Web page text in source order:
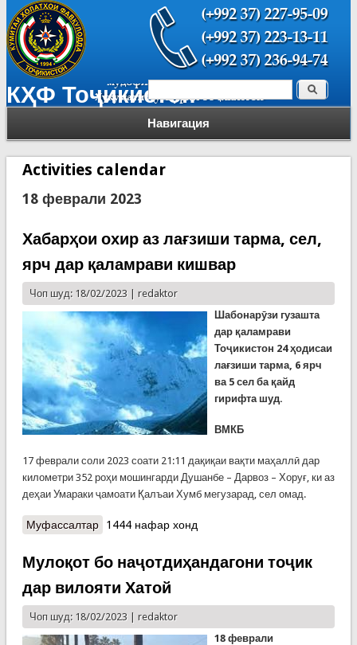
КҲФ Тоҷикистон
Навигация
Форма поиска Поиск
Activities calendar
18 феврали 2023
Хабарҳои охир аз лағзиши тарма, сел,
ярч дар қаламрави кишвар
Чоп шуд: 18/02/2023 | redaktor
Шабонарӯзи гузашта
дар қаламрави
Тоҷикистон 24 ҳодисаи
лағзиши тарма, 6 ярч
ва 5 сел ба қайд
гирифта шуд.
ВМКБ
17 феврали соли 2023 соати 21:11 дақиқаи вақти маҳаллӣ дар
километри 352 роҳи мошингарди Душанбе – Дарвоз – Хоруғ, ки аз
деҳаи Умараки ҷамоати Қалъаи Хумб мегузарад, сел омад.
Муфассалтаро Хабарҳои охир аз лағзиши тарма, сел, ярч дар
1444 нафар хонд
Мулоқот бо наҷотдиҳандагони тоҷик
дар вилояти Хатой
Чоп шуд: 18/02/2023 | redaktor
18 феврали